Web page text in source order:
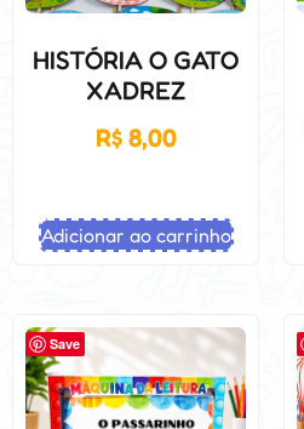
HISTÓRIA O GATO
XADREZ
R$8,00
Adicionar ao carrinho
Save